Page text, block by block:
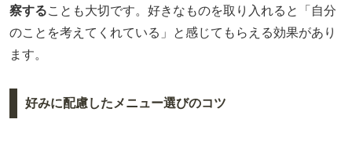
察することも大切です。好きなものを取り入れると「自分
のことを考えてくれている」と感じてもらえる効果があり
ます。
好みに配慮したメニュー選びのコツ